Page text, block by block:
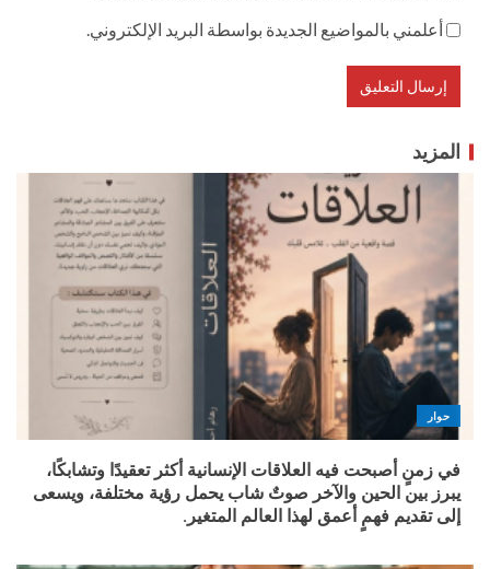
أعلمني بالمواضيع الجديدة بواسطة البريد الإلكتروني.
المزيد
حوار
في زمنٍ أصبحت فيه العلاقات الإنسانية أكثر تعقيدًا وتشابكًا،
يبرز بين الحين والآخر صوتٌ شاب يحمل رؤية مختلفة، ويسعى
إلى تقديم فهمٍ أعمق لهذا العالم المتغير.